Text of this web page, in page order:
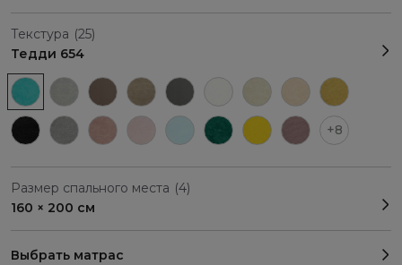
Текстура (25)
Тедди 654
+8
Размер спального места (4)
160 × 200 см
Выбрать матрас